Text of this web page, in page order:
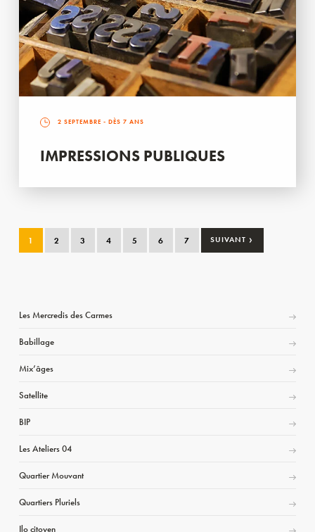
2 SEPTEMBRE - DÈS 7 ANS
IMPRESSIONS PUBLIQUES
1 2 3 4 5 6 7 SUIVANT ›
Les Mercredis des Carmes
Babillage
Mix’âges
Satellite
BIP
Les Ateliers 04
Quartier Mouvant
Quartiers Pluriels
Ilo citoyen